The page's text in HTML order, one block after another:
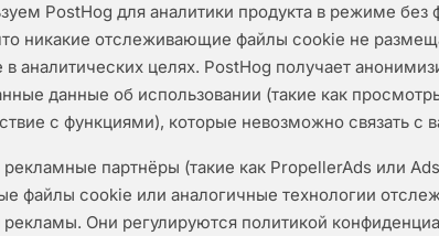
PostHog для аналитики продукта в режиме без
никакие отслеживающие файлы cookie не
в аналитических целях. PostHog получает
данные об использовании (такие как
с функциями), которые невозможно связать с
партнёры (такие как PropellerAds или
файлы cookie или аналогичные технологии
Они регулируются политикой